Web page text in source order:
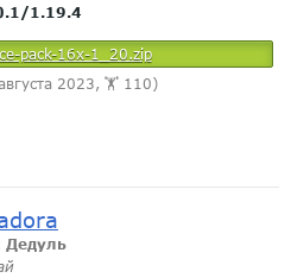
1.19.4
pack-16x-1_20.zip
2023, 🏋️ 110)
Дедуль